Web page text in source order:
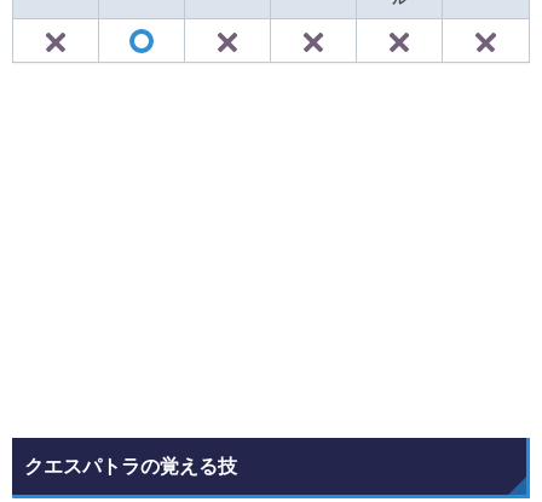
クエスパトラの覚える技